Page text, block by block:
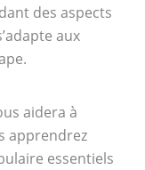
des aspects
aux
aidera à
apprendrez
essentiels